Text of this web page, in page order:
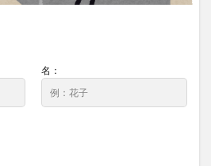
名：